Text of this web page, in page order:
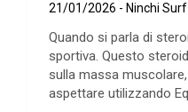
21/01/2026 Ninchi
Quando si parla di
sportiva. Questo
sulla massa
aspettare utilizzando